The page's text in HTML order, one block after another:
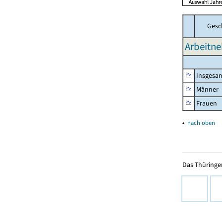
Männer
Frauen
▴ nach oben
Das